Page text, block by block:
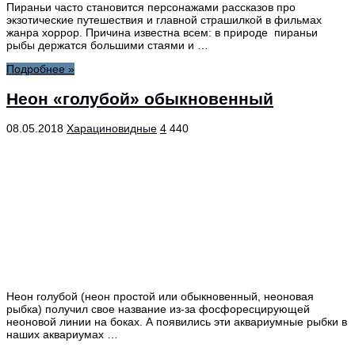
Пираньи часто становится персонажами рассказов про
экзотические путешествия и главной страшилкой в фильмах
жанра хоррор. Причина известна всем: в природе пираньи
рыбы держатся большими стаями и …
Подробнее »
Неон «голубой» обыкновенный
08.05.2018 Харациновидные 4 440
Неон голубой (неон простой или обыкновенный, неоновая
рыбка) получил свое название из-за фосфоресцирующей
неоновой линии на боках. А появились эти аквариумные рыбки в
наших аквариумах …